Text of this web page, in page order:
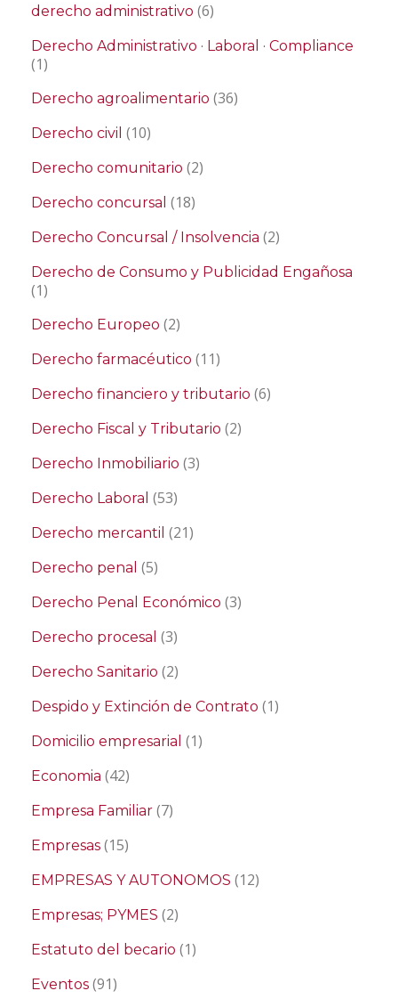
derecho administrativo (6)
Derecho Administrativo · Laboral · Compliance
(1)
Derecho agroalimentario (36)
Derecho civil (10)
Derecho comunitario (2)
Derecho concursal (18)
Derecho Concursal / Insolvencia (2)
Derecho de Consumo y Publicidad Engañosa
(1)
Derecho Europeo (2)
Derecho farmacéutico (11)
Derecho financiero y tributario (6)
Derecho Fiscal y Tributario (2)
Derecho Inmobiliario (3)
Derecho Laboral (53)
Derecho mercantil (21)
Derecho penal (5)
Derecho Penal Económico (3)
Derecho procesal (3)
Derecho Sanitario (2)
Despido y Extinción de Contrato (1)
Domicilio empresarial (1)
Economia (42)
Empresa Familiar (7)
Empresas (15)
EMPRESAS Y AUTONOMOS (12)
Empresas; PYMES (2)
Estatuto del becario (1)
Eventos (91)